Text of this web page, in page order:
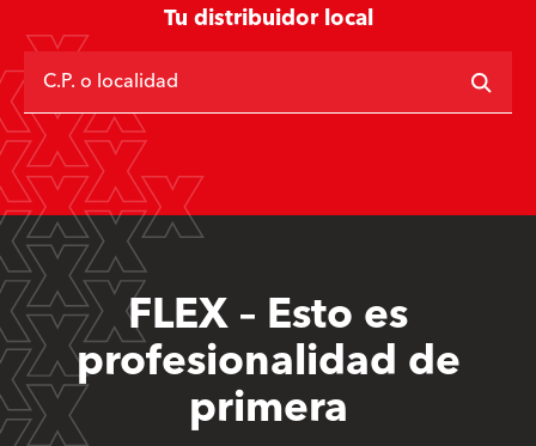
Tu distribuidor local
C.P. o localidad
FLEX – Esto es
profesionalidad de
primera